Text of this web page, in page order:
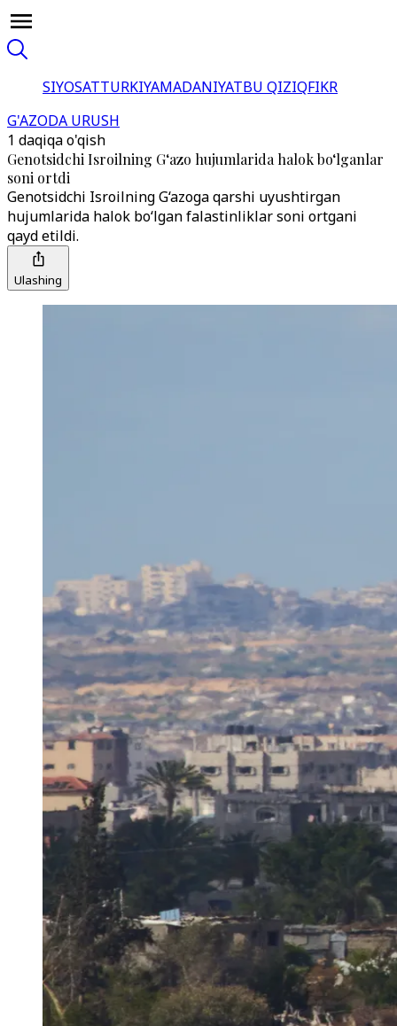
SIYOSATTURKIYAMADANIYATBU QIZIQFIKR
G'AZODA URUSH
1 daqiqa o'qish
Genotsidchi Isroilning G‘azo hujumlarida halok bo‘lganlar
soni ortdi
Genotsidchi Isroilning G‘azoga qarshi uyushtirgan
hujumlarida halok bo‘lgan falastinliklar soni ortgani
qayd etildi.
Ulashing